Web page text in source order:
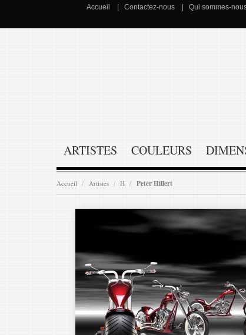
Accueil Contactez-nous Qui sommes-
ARTISTES COULEURS
Accueil Artistes H Peter Hillert